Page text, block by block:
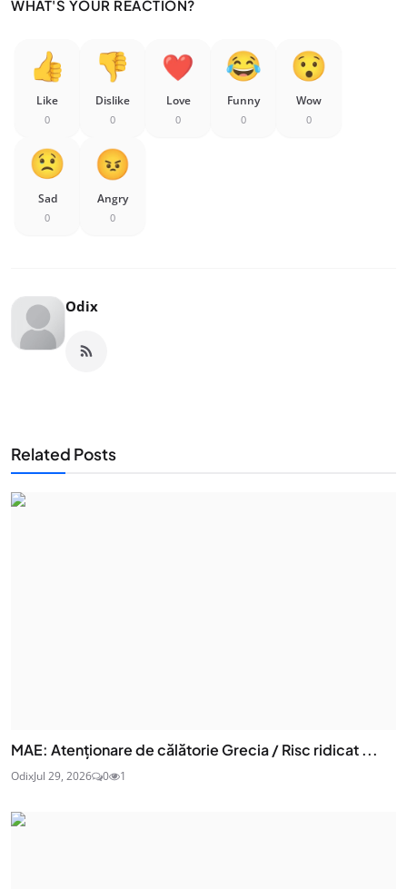
WHAT'S YOUR REACTION?
Like
0
Dislike
0
Love
0
Funny
0
Wow
0
Sad
0
Angry
0
Odix
Related Posts
MAE: Atenţionare de călătorie Grecia / Risc ridicat ...
OdixJul 29, 2026 0 1